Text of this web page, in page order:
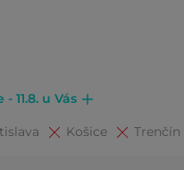
11.8. u Vás
Košice Trenčín